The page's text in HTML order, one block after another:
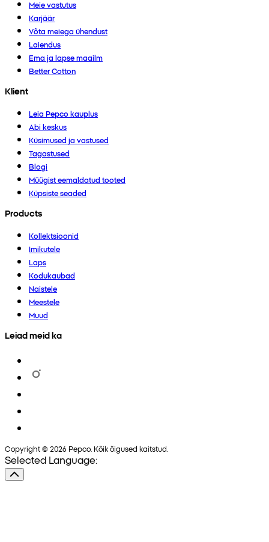
Meie vastutus
Karjäär
Võta meiega ühendust
Laiendus
Ema ja lapse maailm
Better Cotton
Klient
Leia Pepco kauplus
Abi keskus
Küsimused ja vastused
Tagastused
Blogi
Müügist eemaldatud tooted
Küpsiste seaded
Products
Kollektsioonid
Imikutele
Laps
Kodukaubad
Naistele
Meestele
Muud
Leiad meid ka
Copyright © 2026 Pepco. Kõik õigused kaitstud.
Selected Language: